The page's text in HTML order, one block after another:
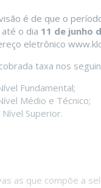
é de que o
o dia 11 de junho
eletrônico
taxa nos
Fundamental;
Médio e Técnico;
Superior.
as que compõe a